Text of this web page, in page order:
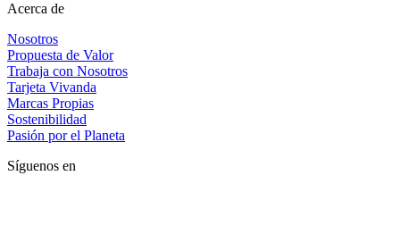
Acerca de
Nosotros
Propuesta de Valor
Trabaja con Nosotros
Tarjeta Vivanda
Marcas Propias
Sostenibilidad
Pasión por el Planeta
Síguenos en